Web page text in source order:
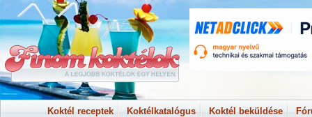
Koktél receptek Koktélkatalógus Koktél beküldése